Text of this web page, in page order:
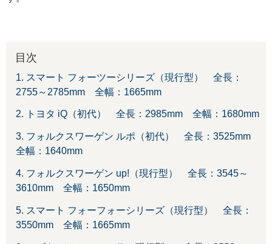
目次
1. スマート フォーツーシリーズ（現行型） 全長：
2755～2785mm 全幅：1665mm
2. トヨタ iQ（初代） 全長：2985mm 全幅：1680mm
3. フォルクスワーゲン ルポ（初代） 全長：3525mm
全幅：1640mm
4. フォルクスワーゲン up!（現行型） 全長：3545～
3610mm 全幅：1650mm
5. スマート フォーフォーシリーズ（現行型） 全長：
3550mm 全幅：1665mm